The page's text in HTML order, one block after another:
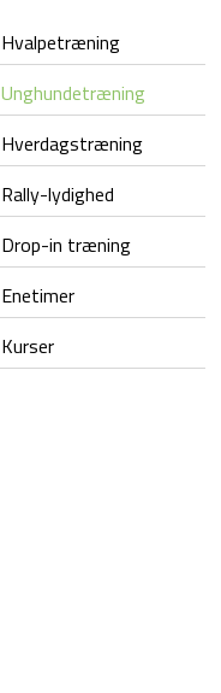
Hvalpetræning
Unghundetræning
Hverdagstræning
Rally-lydighed
Drop-in træning
Enetimer
Kurser